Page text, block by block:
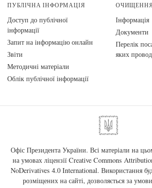
ПУБЛІЧНА ІНФОРМАЦІЯ
Доступ до публічної
інформації
Запит на інформацію онлайн
Звіти
Методичні матеріали
Облік публічної інформації
Інформація
Документи
Перелік
яких
Офіс Президента України. Всі матеріали на
на умовах ліцензії Creative Commons
NoDerivatives 4.0 International. Використання
розміщених на сайті, дозволяється за